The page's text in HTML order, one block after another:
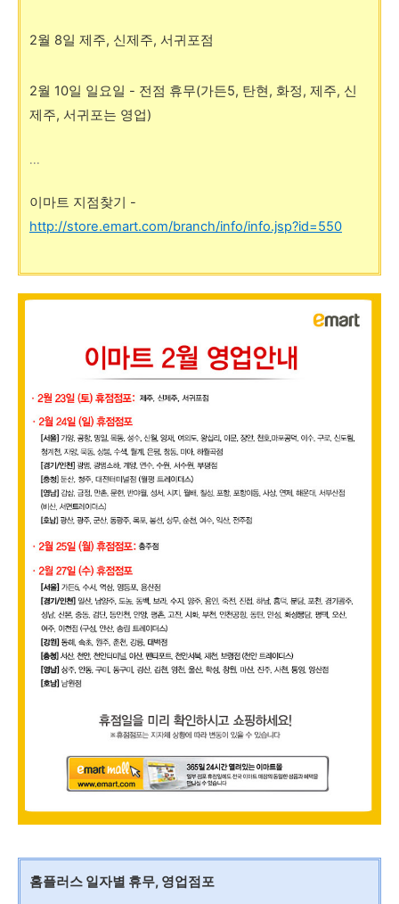
2월 8일 제주, 신제주, 서귀포점
2월 10일 일요일 - 전점 휴무(가든5, 탄현, 화정, 제주, 신
제주, 서귀포는 영업)
이마트 지점찾기 -
http://store.emart.com/branch/info/info.jsp?id=550
홈플러스 일자별 휴무, 영업점포